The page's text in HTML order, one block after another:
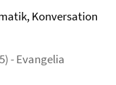
Konversation
- Evangelia